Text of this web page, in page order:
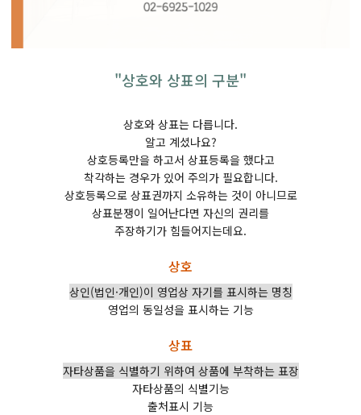
"상호와 상표의 구분"
상호와 상표는 다릅니다.
알고 계셨나요?
상호등록만을 하고서 상표등록을 했다고
착각하는 경우가 있어 주의가 필요합니다.
상호등록으로 상표권까지 소유하는 것이 아니므로
상표분쟁이 일어난다면 자신의 권리를
주장하기가 힘들어지는데요.
상호
상인(법인·개인)이 영업상 자기를 표시하는 명칭
영업의 동일성을 표시하는 기능
상표
자타상품을 식별하기 위하여 상품에 부착하는 표장
자타상품의 식별기능
출처표시 기능